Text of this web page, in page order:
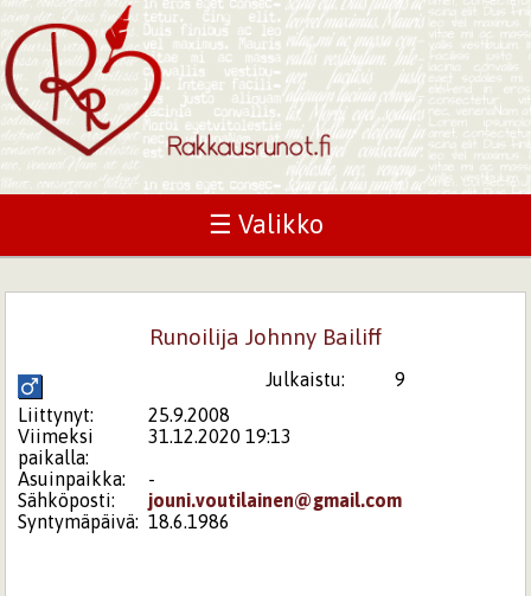
☰ Valikko
Runoilija Johnny Bailiff
Julkaistu:
9
Liittynyt:
25.9.2008
Viimeksi
paikalla:
31.12.2020 19:13
Asuinpaikka:
-
Sähköposti:
jouni.voutilainen@gmail.com
Syntymäpäivä: 18.6.1986